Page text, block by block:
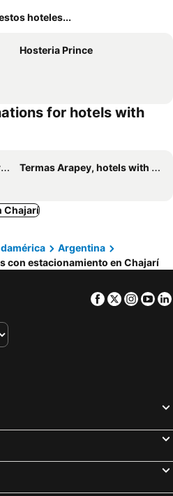
hoteles...
Hosteria Prince
for hotels with
Termas Arapey, hotels with parking
Chajarí
Argentina
con estacionamiento en Chajarí
Facebook
Twitter